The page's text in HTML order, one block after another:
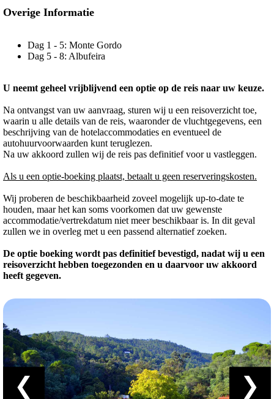
Overige Informatie
Dag 1 - 5: Monte Gordo
Dag 5 - 8: Albufeira
U neemt geheel vrijblijvend een optie op de reis naar uw keuze.
Na ontvangst van uw aanvraag, sturen wij u een reisoverzicht toe,
waarin u alle details van de reis, waaronder de vluchtgegevens, een
beschrijving van de hotelaccommodaties en eventueel de
autohuurvoorwaarden kunt teruglezen.
Na uw akkoord zullen wij de reis pas definitief voor u vastleggen.
Als u een optie-boeking plaatst, betaalt u geen reserveringskosten.
Wij proberen de beschikbaarheid zoveel mogelijk up-to-date te
houden, maar het kan soms voorkomen dat uw gewenste
accommodatie/vertrekdatum niet meer beschikbaar is. In dit geval
zullen we in overleg met u een passend alternatief zoeken.
De optie boeking wordt pas definitief bevestigd, nadat wij u een
reisoverzicht hebben toegezonden en u daarvoor uw akkoord
heeft gegeven.
❮ ❯